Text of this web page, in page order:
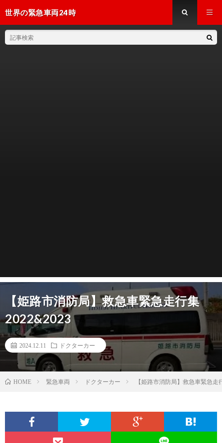
世界の緊急車両24時
【姫路市消防局】救急車緊急走行集
2022&2023
2024.12.11 ドクターカー
HOME 緊急車両 ドクターカー 【姫路市消防局】救急車緊急